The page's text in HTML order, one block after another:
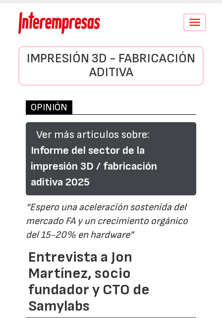
Conmutar
IMPRESIÓN 3D - FABRICACIÓN
ADITIVA
OPINIÓN
Ver más artículos sobre:
Informe del sector de la
impresión 3D / fabricación
aditiva 2025
“Espero una aceleración sostenida del
mercado FA y un crecimiento orgánico
del 15-20% en hardware”
Entrevista a Jon
Martínez, socio
fundador y CTO de
Samylabs